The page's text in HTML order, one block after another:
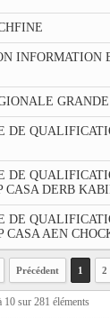
INFORMATION
DE
DE
CASA DERB
DE
CASA AEN
10 sur 281 éléments
Précédent 1 2